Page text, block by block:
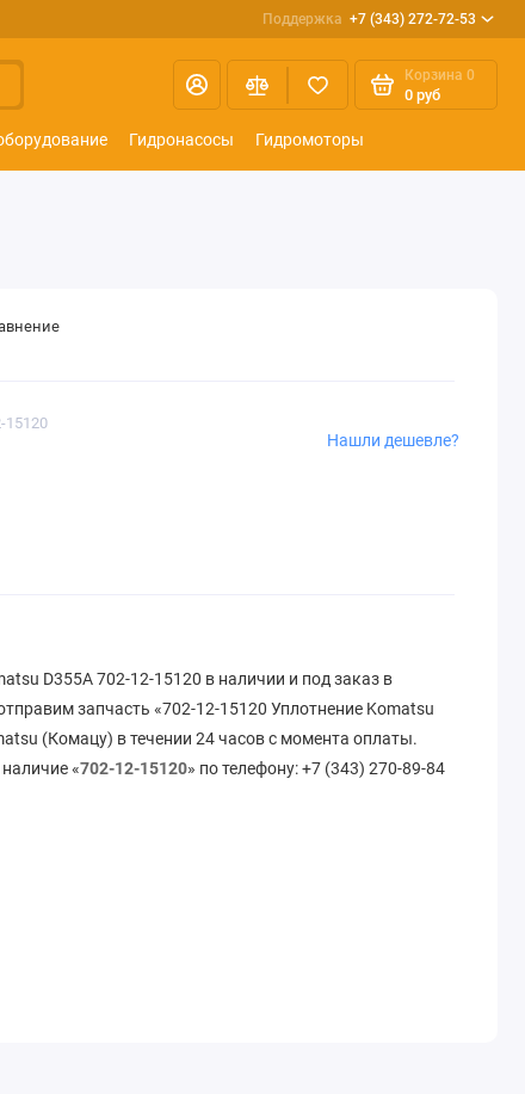
Поддержка +7 (343) 272-72-53
Корзина 0
0 руб
Гидронасосы Гидромоторы
15120
Нашли дешевле?
D355A 702-12-15120 в наличии и под заказ в
запчасть «702-12-15120 Уплотнение Komatsu
(Комацу) в течении 24 часов с момента оплаты.
«702-12-15120» по телефону: +7 (343) 270-89-84